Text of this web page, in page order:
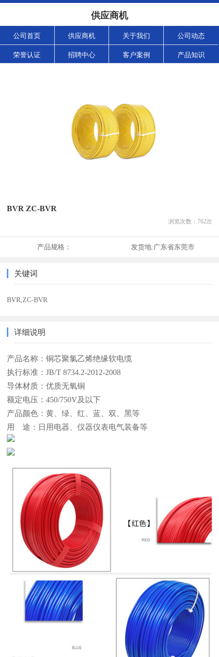
供应商机
公司首页 供应商机 关于我们 公司动态
荣誉认证 招聘中心 客户案例 产品知识
BVR ZC-BVR
浏览次数： 762次
产品规格： 发货地:广东省东莞市
关键词
BVR,ZC-BVR
详细说明
产品名称：铜芯聚氯乙烯绝缘软电缆
执行标准：JB/T 8734.2-2012-2008
导体材质：优质无氧铜
额定电压：450/750V及以下
产品颜色：黄、绿、红、蓝、双、黑等
用 途：日用电器、仪器仪表电气装备等